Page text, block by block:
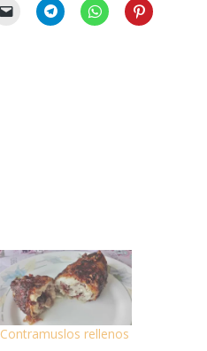
Contramuslos rellenos